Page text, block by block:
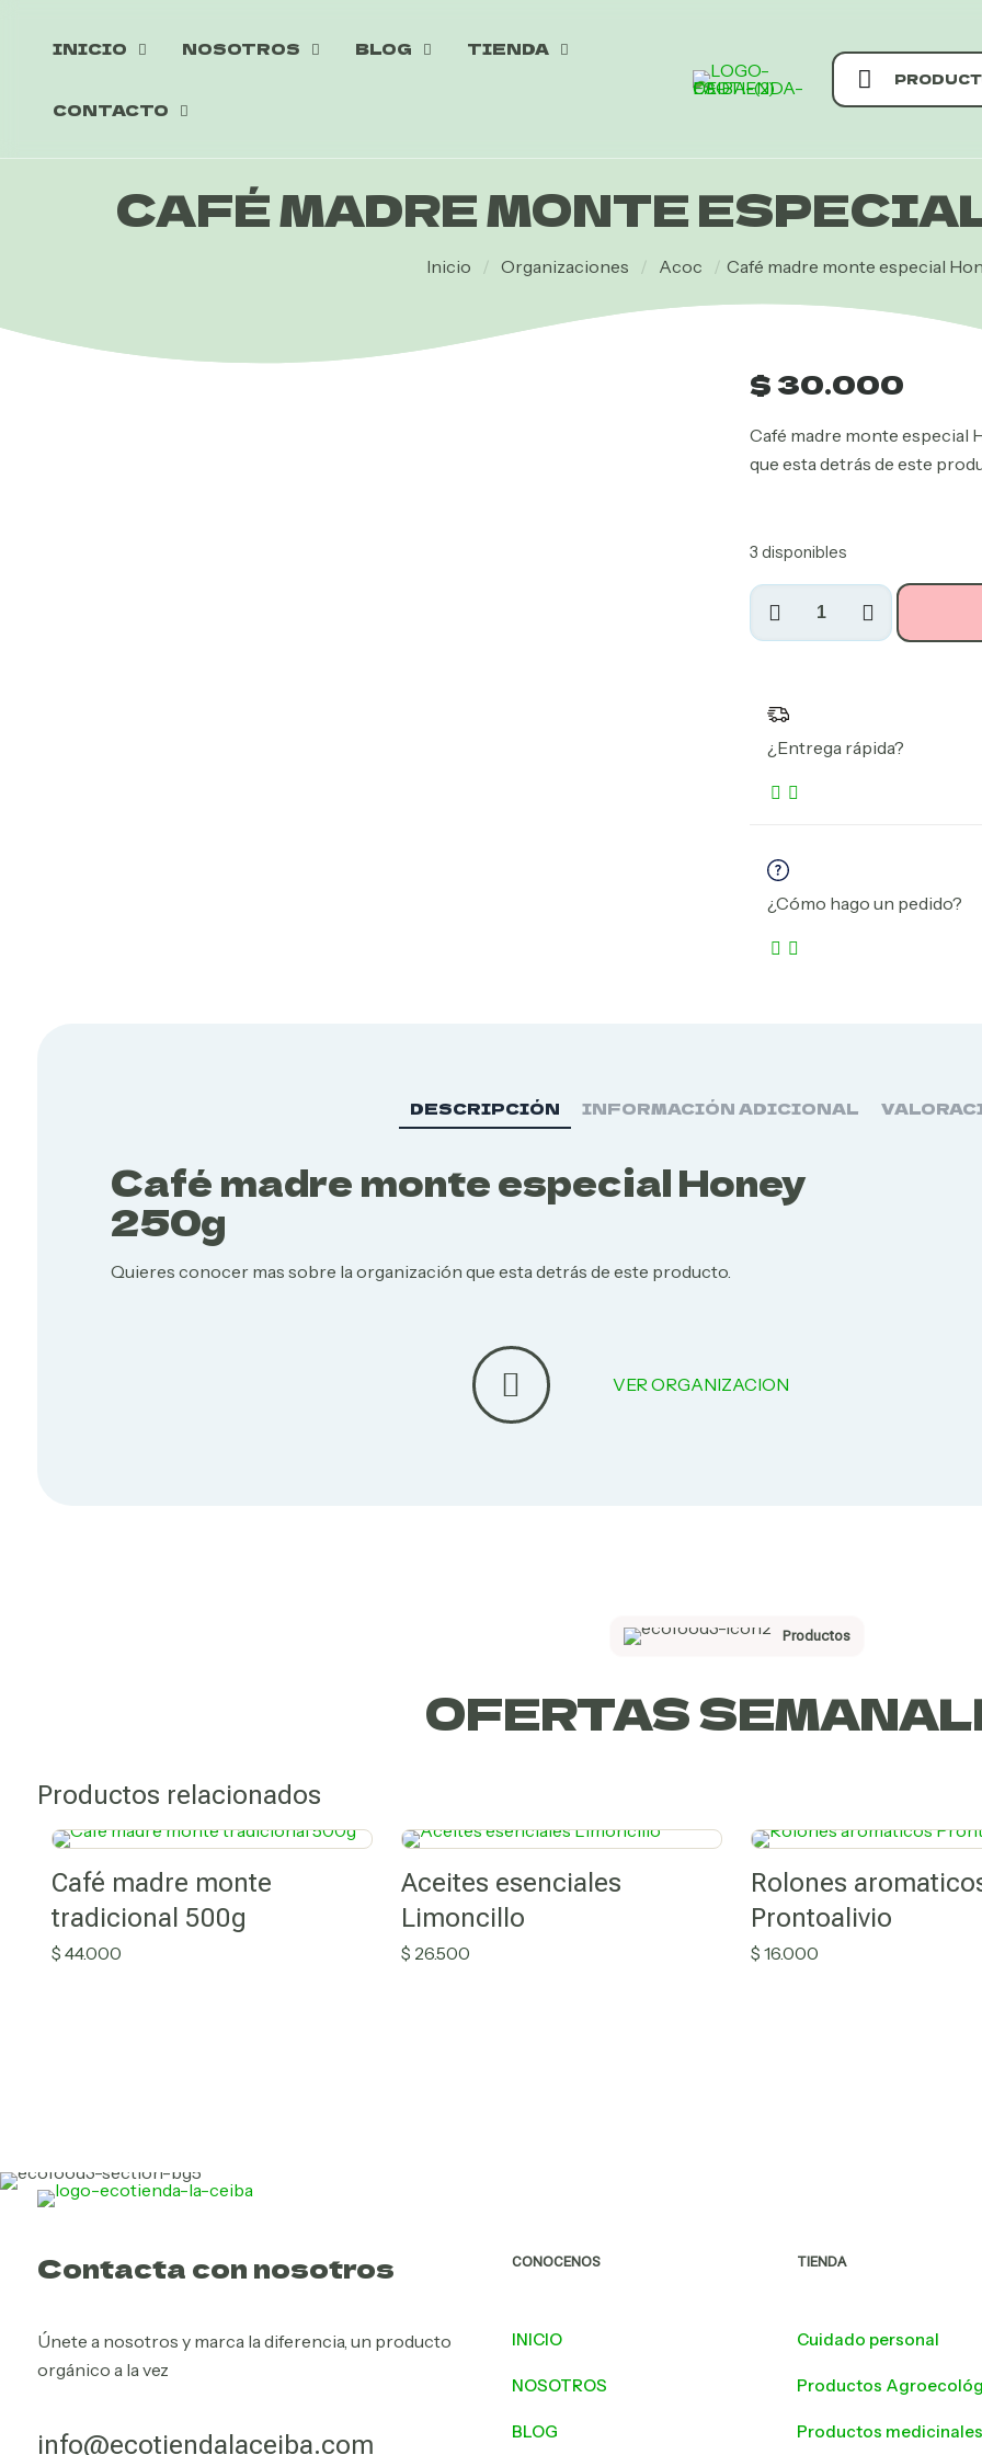
INICIO NOSOTROS BLOG TIENDA
CONTACTO
Cuidado personal
Cuidado personal
CAFÉ MADRE MONTE
Inicio / Organizaciones / Acoc / Café madre monte especial
$ 30.000
Café madre monte especial
que esta detrás de este
3 disponibles
Café
madre
Honey
250g
¿Entrega rápida?
¿Cómo hago un pedido?
DESCRIPCIÓN INFORMACIÓN ADICIONAL
Café madre monte especial Honey
250g
Quieres conocer mas sobre la organización que esta detrás de este producto.
VER ORGANIZACION
Productos
OFERTAS
Productos relacionados
Café madre monte
tradicional 500g
$ 44.000
Aceites esenciales
Limoncillo
$ 26.500
Rolones
Prontoalivio
$ 16.000
Contacta con nosotros
Únete a nosotros y marca la diferencia, un producto
orgánico a la vez
info@ecotiendalaceiba.com
CONOCENOS
INICIO
NOSOTROS
BLOG
TIENDA
Cuidado personal
Productos
Productos medicinales